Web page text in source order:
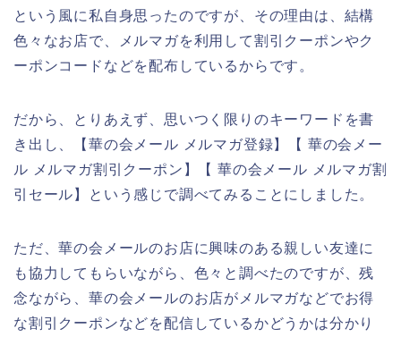
という風に私自身思ったのですが、その理由は、結構
色々なお店で、メルマガを利用して割引クーポンやク
ーポンコードなどを配布しているからです。
だから、とりあえず、思いつく限りのキーワードを書
き出し、【華の会メール メルマガ登録】【 華の会メー
ル メルマガ割引クーポン】【 華の会メール メルマガ割
引セール】という感じで調べてみることにしました。
ただ、華の会メールのお店に興味のある親しい友達に
も協力してもらいながら、色々と調べたのですが、残
念ながら、華の会メールのお店がメルマガなどでお得
な割引クーポンなどを配信しているかどうかは分かり